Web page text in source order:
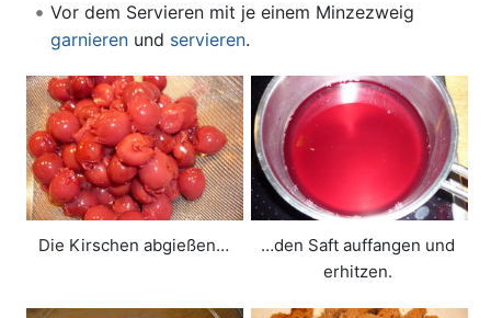
Vor dem Servieren mit je einem Minzezweig
garnierenund servieren.
Die Kirschen abgießen…
…den Saft auffangen und
erhitzen.